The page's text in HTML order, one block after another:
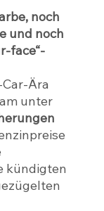
noch
und noch
face“-
Ära
unter
kündigten